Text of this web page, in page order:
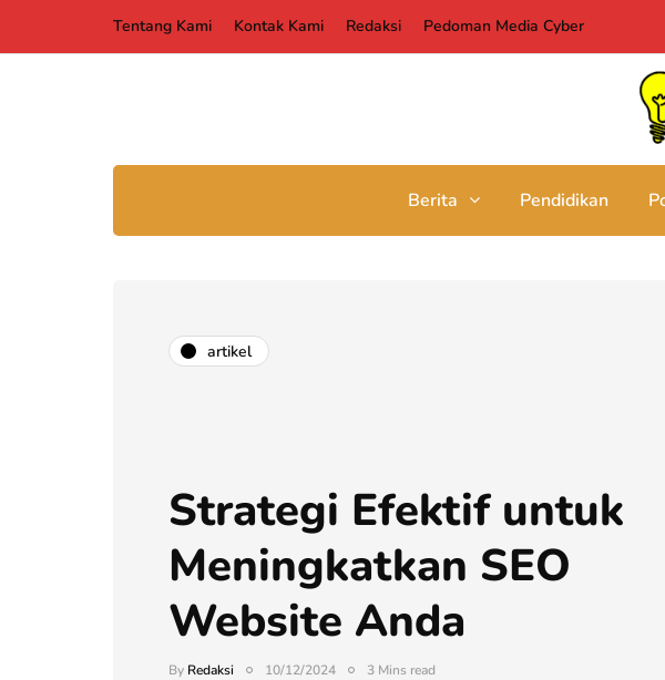
Tentang Kami Kontak Kami Redaksi Pedoman Media Cyber
Berita Pendidikan
artikel
Strategi Efektif untuk
Meningkatkan SEO
Website Anda
By Redaksi 10/12/2024 3 Mins read